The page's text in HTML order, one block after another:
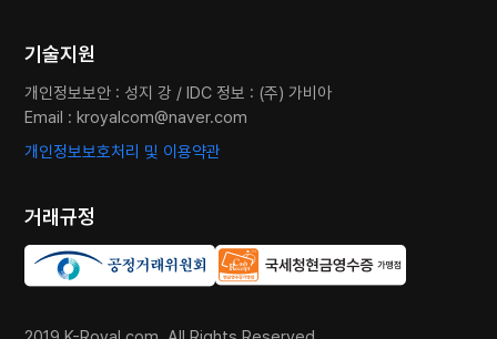
기술지원
개인정보보안 : 성지 강 / IDC 정보 : (주) 가비아
Email :kroyalcom@naver.com
개인정보보호처리 및 이용약관
거래규정